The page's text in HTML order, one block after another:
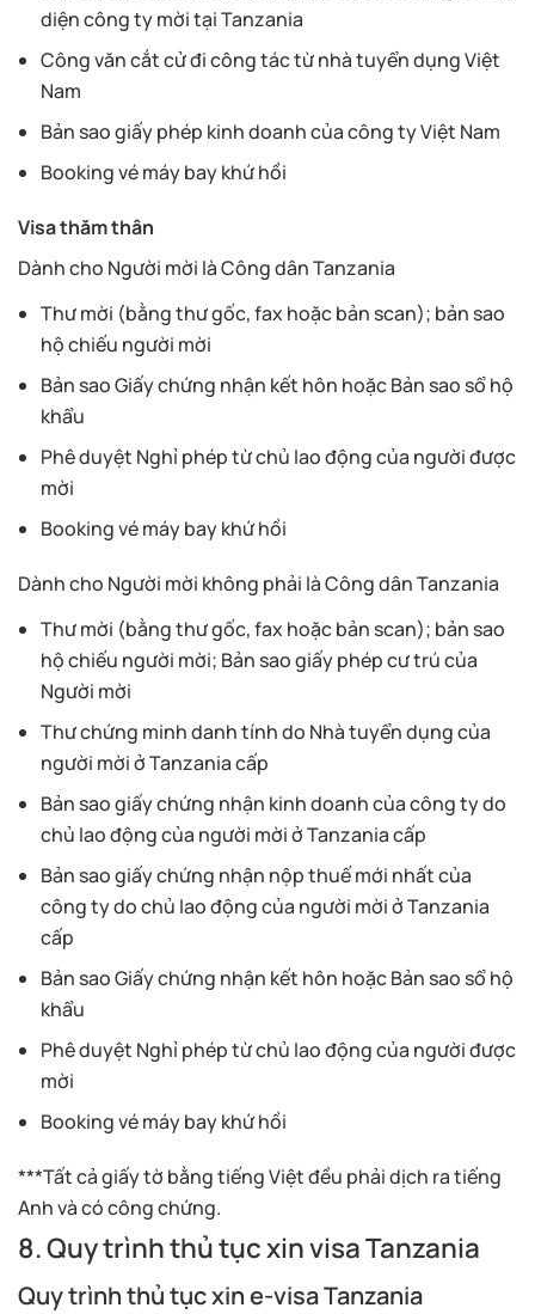
diện công ty mời tại Tanzania
Công văn cắt cử đi công tác từ nhà tuyển dụng Việt
Nam
Bản sao giấy phép kinh doanh của công ty Việt Nam
Booking vé máy bay khứ hồi
Visa thăm thân
Dành cho Người mời là Công dân Tanzania
Thư mời (bằng thư gốc, fax hoặc bản scan); bản sao
hộ chiếu người mời
Bản sao Giấy chứng nhận kết hôn hoặc Bản sao sổ hộ
khẩu
Phê duyệt Nghỉ phép từ chủ lao động của người được
mời
Booking vé máy bay khứ hồi
Dành cho Người mời không phải là Công dân Tanzania
Thư mời (bằng thư gốc, fax hoặc bản scan); bản sao
hộ chiếu người mời; Bản sao giấy phép cư trú của
Người mời
Thư chứng minh danh tính do Nhà tuyển dụng của
người mời ở Tanzania cấp
Bản sao giấy chứng nhận kinh doanh của công ty do
chủ lao động của người mời ở Tanzania cấp
Bản sao giấy chứng nhận nộp thuế mới nhất của
công ty do chủ lao động của người mời ở Tanzania
cấp
Bản sao Giấy chứng nhận kết hôn hoặc Bản sao sổ hộ
khẩu
Phê duyệt Nghỉ phép từ chủ lao động của người được
mời
Booking vé máy bay khứ hồi
***Tất cả giấy tờ bằng tiếng Việt đều phải dịch ra tiếng
Anh và có công chứng.
8. Quy trình thủ tục xin visa Tanzania
Quy trình thủ tục xin e-visa Tanzania